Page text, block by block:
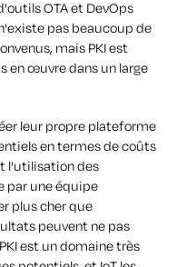
OTA et DevOps
pas beaucoup de
mais PKI est
en œuvre dans un large
leur propre plateforme
en termes de coûts
l'utilisation des
par une équipe
plus cher que
peuvent ne pas
est un domaine très